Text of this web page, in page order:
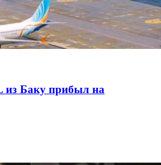
из Баку прибыл на